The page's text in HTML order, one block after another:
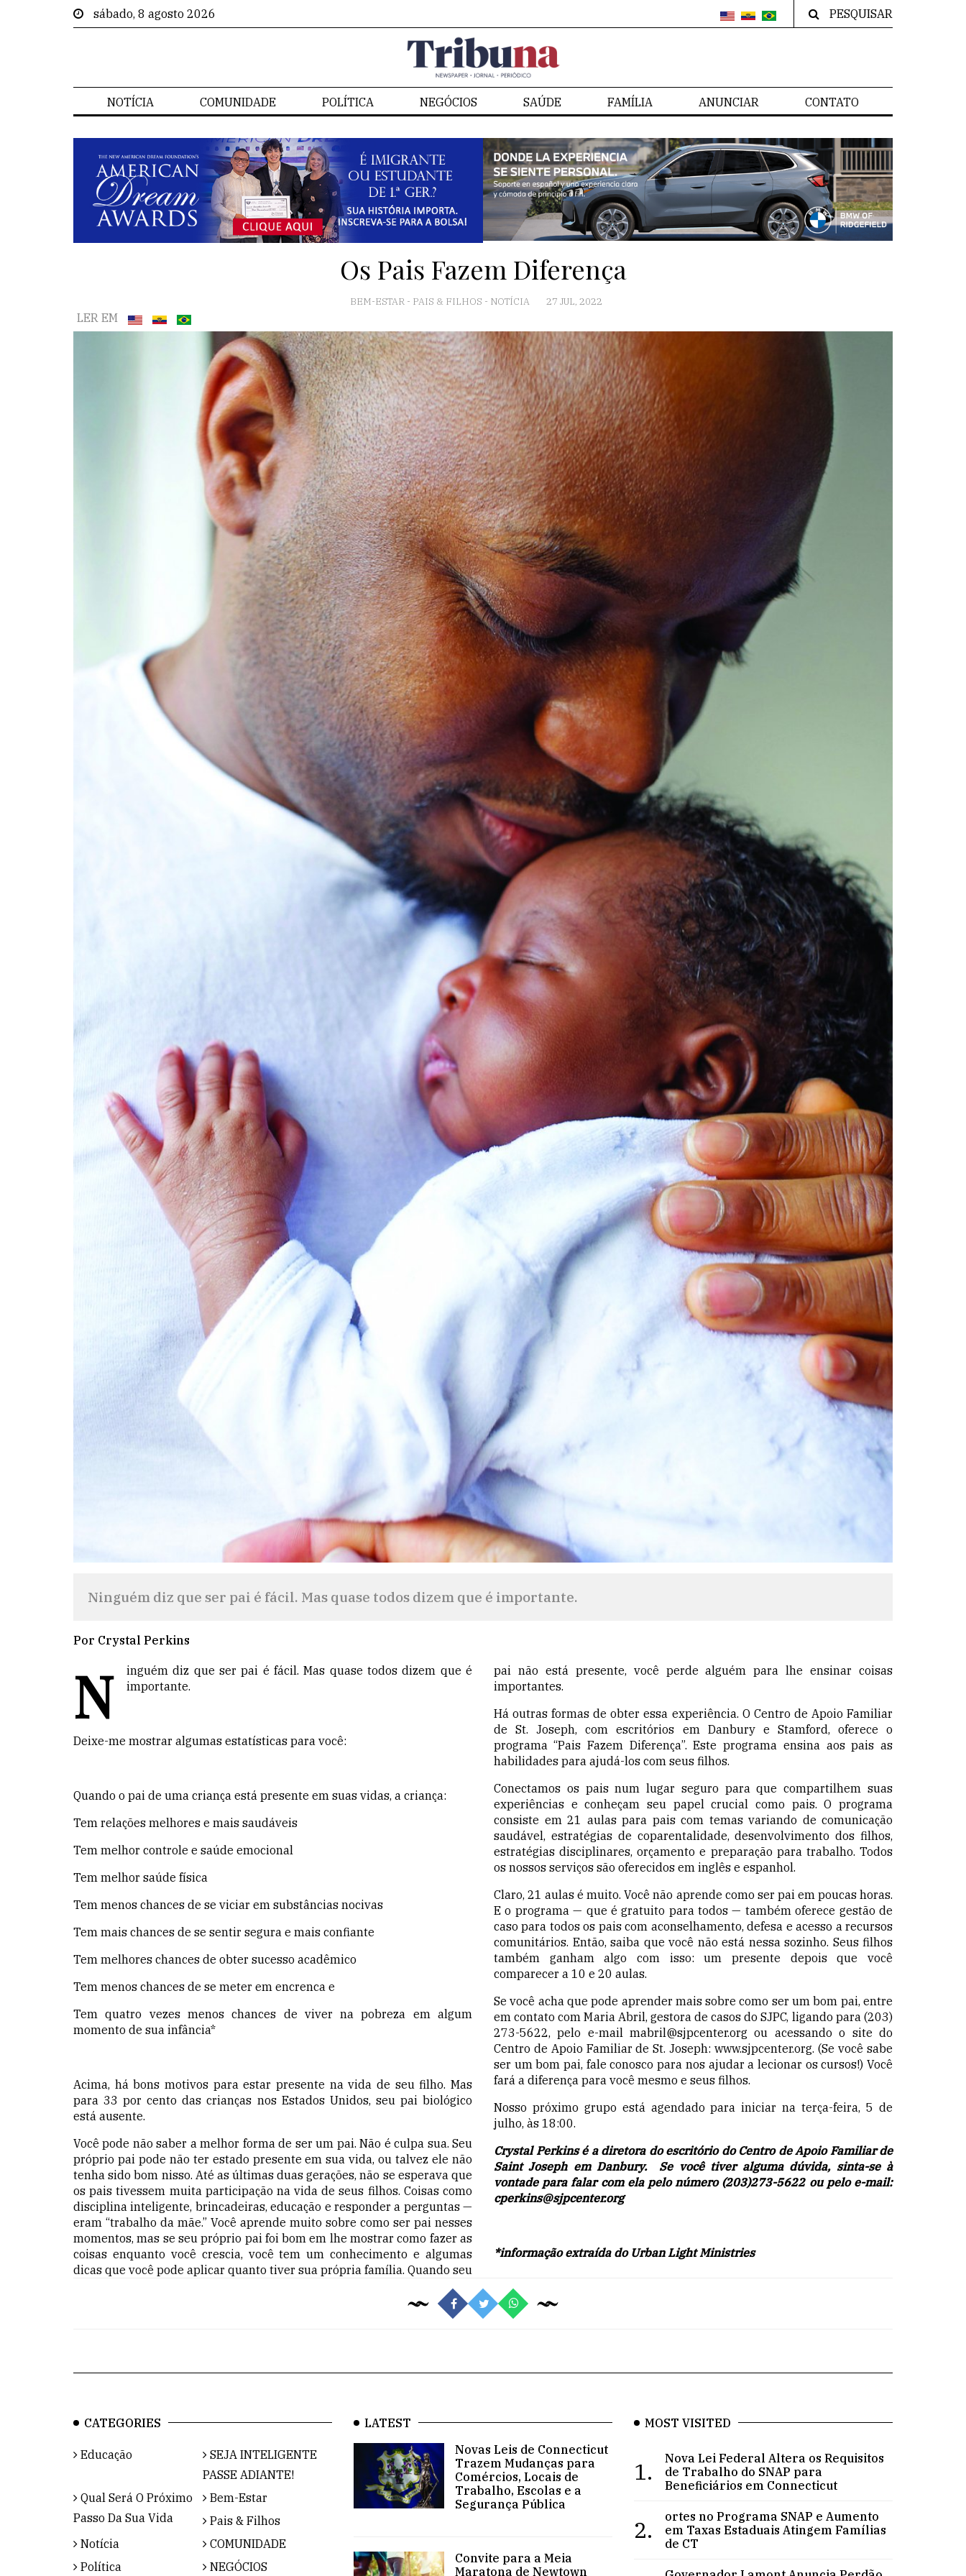
sábado, 8 agosto 2026 PESQUISAR
NOTÍCIA COMUNIDADE POLÍTICA NEGÓCIOS SAÚDE FAMÍLIA ANUNCIAR CONTATO
Os Pais Fazem Diferença
BEM-ESTAR - PAIS & FILHOS - NOTÍCIA 27 JUL, 2022
LER EM
Ninguém diz que ser pai é fácil. Mas quase todos dizem que é importante.
Por Crystal Perkins
N
inguém diz que ser pai é fácil. Mas quase todos dizem que é
importante.
Deixe-me mostrar algumas estatísticas para você:
Quando o pai de uma criança está presente em suas vidas, a criança:
Tem relações melhores e mais saudáveis
Tem melhor controle e saúde emocional
Tem melhor saúde física
Tem menos chances de se viciar em substâncias nocivas
Tem mais chances de se sentir segura e mais confiante
Tem melhores chances de obter sucesso acadêmico
Tem menos chances de se meter em encrenca e
Tem quatro vezes menos chances de viver na pobreza em algum
momento de sua infância*
Acima, há bons motivos para estar presente na vida de seu filho. Mas
para 33 por cento das crianças nos Estados Unidos, seu pai biológico
está ausente.
Você pode não saber a melhor forma de ser um pai. Não é culpa sua. Seu
próprio pai pode não ter estado presente em sua vida, ou talvez ele não
tenha sido bom nisso. Até as últimas duas gerações, não se esperava que
os pais tivessem muita participação na vida de seus filhos. Coisas como
disciplina inteligente, brincadeiras, educação e responder a perguntas —
eram “trabalho da mãe.” Você aprende muito sobre como ser pai nesses
momentos, mas se seu próprio pai foi bom em lhe mostrar como fazer as
coisas enquanto você crescia, você tem um conhecimento e algumas
dicas que você pode aplicar quanto tiver sua própria família. Quando seu
pai não está presente, você perde alguém para lhe ensinar coisas
importantes.
Há outras formas de obter essa experiência. O Centro de Apoio Familiar
de St. Joseph, com escritórios em Danbury e Stamford, oferece o
programa “Pais Fazem Diferença”. Este programa ensina aos pais as
habilidades para ajudá-los com seus filhos.
Conectamos os pais num lugar seguro para que compartilhem suas
experiências e conheçam seu papel crucial como pais. O programa
consiste em 21 aulas para pais com temas variando de comunicação
saudável, estratégias de coparentalidade, desenvolvimento dos filhos,
estratégias disciplinares, orçamento e preparação para trabalho. Todos
os nossos serviços são oferecidos em inglês e espanhol.
Claro, 21 aulas é muito. Você não aprende como ser pai em poucas horas.
E o programa — que é gratuito para todos — também oferece gestão de
caso para todos os pais com aconselhamento, defesa e acesso a recursos
comunitários. Então, saiba que você não está nessa sozinho. Seus filhos
também ganham algo com isso: um presente depois que você
comparecer a 10 e 20 aulas.
Se você acha que pode aprender mais sobre como ser um bom pai, entre
em contato com Maria Abril, gestora de casos do SJPC, ligando para (203)
273-5622, pelo e-mail mabril@sjpcenter.org ou acessando o site do
Centro de Apoio Familiar de St. Joseph: www.sjpcenter.org. (Se você sabe
ser um bom pai, fale conosco para nos ajudar a lecionar os cursos!) Você
fará a diferença para você mesmo e seus filhos.
Nosso próximo grupo está agendado para iniciar na terça-feira, 5 de
julho, às 18:00.
Crystal Perkins é a diretora do escritório do Centro de Apoio Familiar de
Saint Joseph em Danbury. Se você tiver alguma dúvida, sinta-se à
vontade para falar com ela pelo número (203)273-5622 ou pelo e-mail:
cperkins@sjpcenter.org
*informação extraída do Urban Light Ministries
CATEGORIES
Educação
SEJA INTELIGENTE
PASSE ADIANTE!
Qual Será O Próximo
Passo Da Sua Vida
Bem-Estar
Pais & Filhos
Notícia
COMUNIDADE
Política
NEGÓCIOS
LATEST
Novas Leis de Connecticut
Trazem Mudanças para
Comércios, Locais de
Trabalho, Escolas e a
Segurança Pública
Convite para a Meia
Maratona de Newtown
MOST VISITED
1.
Nova Lei Federal Altera os Requisitos
de Trabalho do SNAP para
Beneficiários em Connecticut
2.
ortes no Programa SNAP e Aumento
em Taxas Estaduais Atingem Famílias
de CT